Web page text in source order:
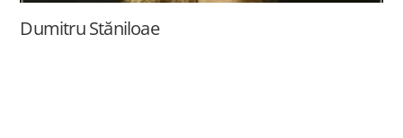
Dumitru Stăniloae